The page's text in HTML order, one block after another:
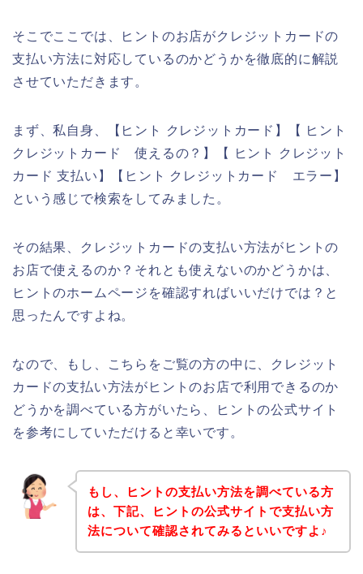
そこでここでは、ヒントのお店がクレジットカードの
支払い方法に対応しているのかどうかを徹底的に解説
させていただきます。
まず、私自身、【ヒント クレジットカード】【 ヒント
クレジットカード 使えるの？】【 ヒント クレジット
カード 支払い】【ヒント クレジットカード エラー】
という感じで検索をしてみました。
その結果、クレジットカードの支払い方法がヒントの
お店で使えるのか？それとも使えないのかどうかは、
ヒントのホームページを確認すればいいだけでは？と
思ったんですよね。
なので、もし、こちらをご覧の方の中に、クレジット
カードの支払い方法がヒントのお店で利用できるのか
どうかを調べている方がいたら、ヒントの公式サイト
を参考にしていただけると幸いです。
もし、ヒントの支払い方法を調べている方
は、下記、ヒントの公式サイトで支払い方
法について確認されてみるといいですよ♪